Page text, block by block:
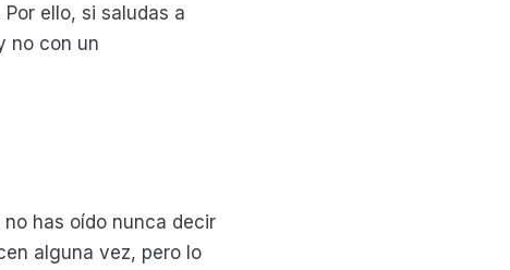
ello, si saludas a
no con un
has oído nunca decir
alguna vez, pero lo